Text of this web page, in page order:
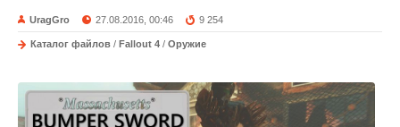
UragGro 27.08.2016, 00:46 9 254
Каталог файлов / Fallout 4 / Оружие